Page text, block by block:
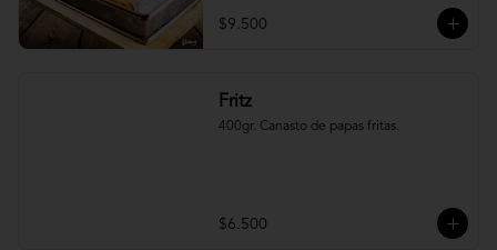
$9.500
Fritz
400gr. Canasto de papas fritas.
$6.500